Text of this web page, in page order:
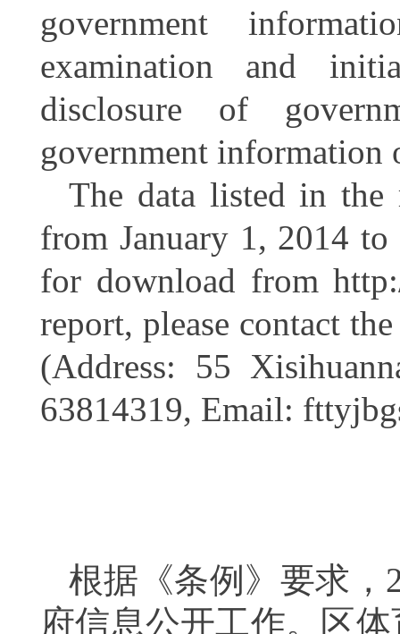
government
examination and
disclosure of
government information
The data listed in
from January 1, 2014
for download from
report, please contact
(Address: 55
63814319, Email:
根据《条例》要求，
府信息公开工作。
区